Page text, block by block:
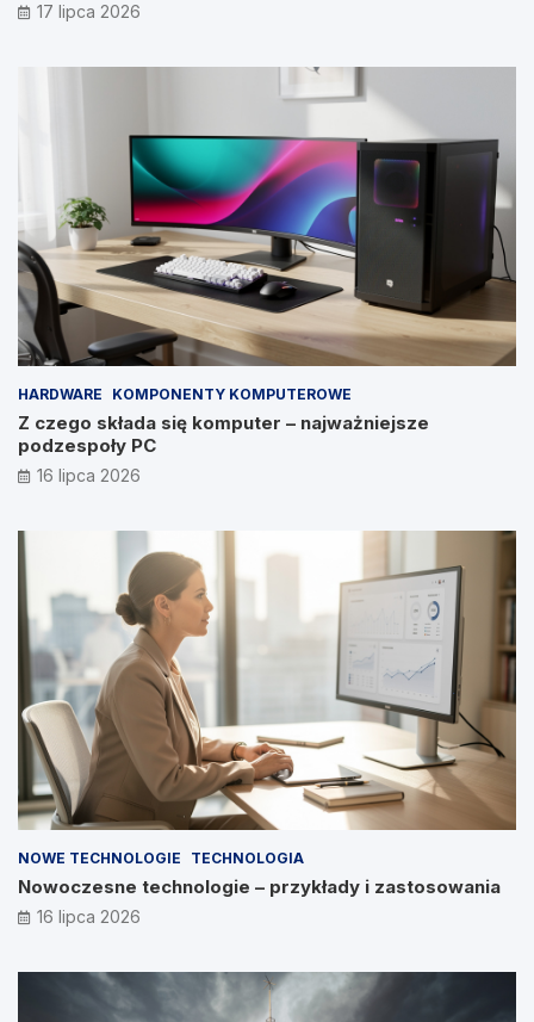
17 lipca 2026
HARDWARE KOMPONENTY KOMPUTEROWE
Z czego składa się komputer – najważniejsze
podzespoły PC
16 lipca 2026
NOWE TECHNOLOGIE TECHNOLOGIA
Nowoczesne technologie – przykłady i zastosowania
16 lipca 2026